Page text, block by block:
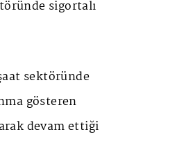
sigortalı
sektöründe
gösteren
devam ettiği